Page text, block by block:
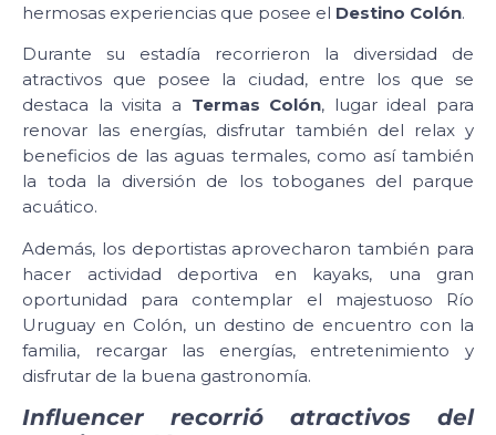
hermosas experiencias que posee el Destino Colón.
Durante su estadía recorrieron la diversidad de
atractivos que posee la ciudad, entre los que se
destaca la visita a Termas Colón, lugar ideal para
renovar las energías, disfrutar también del relax y
beneficios de las aguas termales, como así también
la toda la diversión de los toboganes del parque
acuático.
Además, los deportistas aprovecharon también para
hacer actividad deportiva en kayaks, una gran
oportunidad para contemplar el majestuoso Río
Uruguay en Colón, un destino de encuentro con la
familia, recargar las energías, entretenimiento y
disfrutar de la buena gastronomía.
Influencer recorrió atractivos del